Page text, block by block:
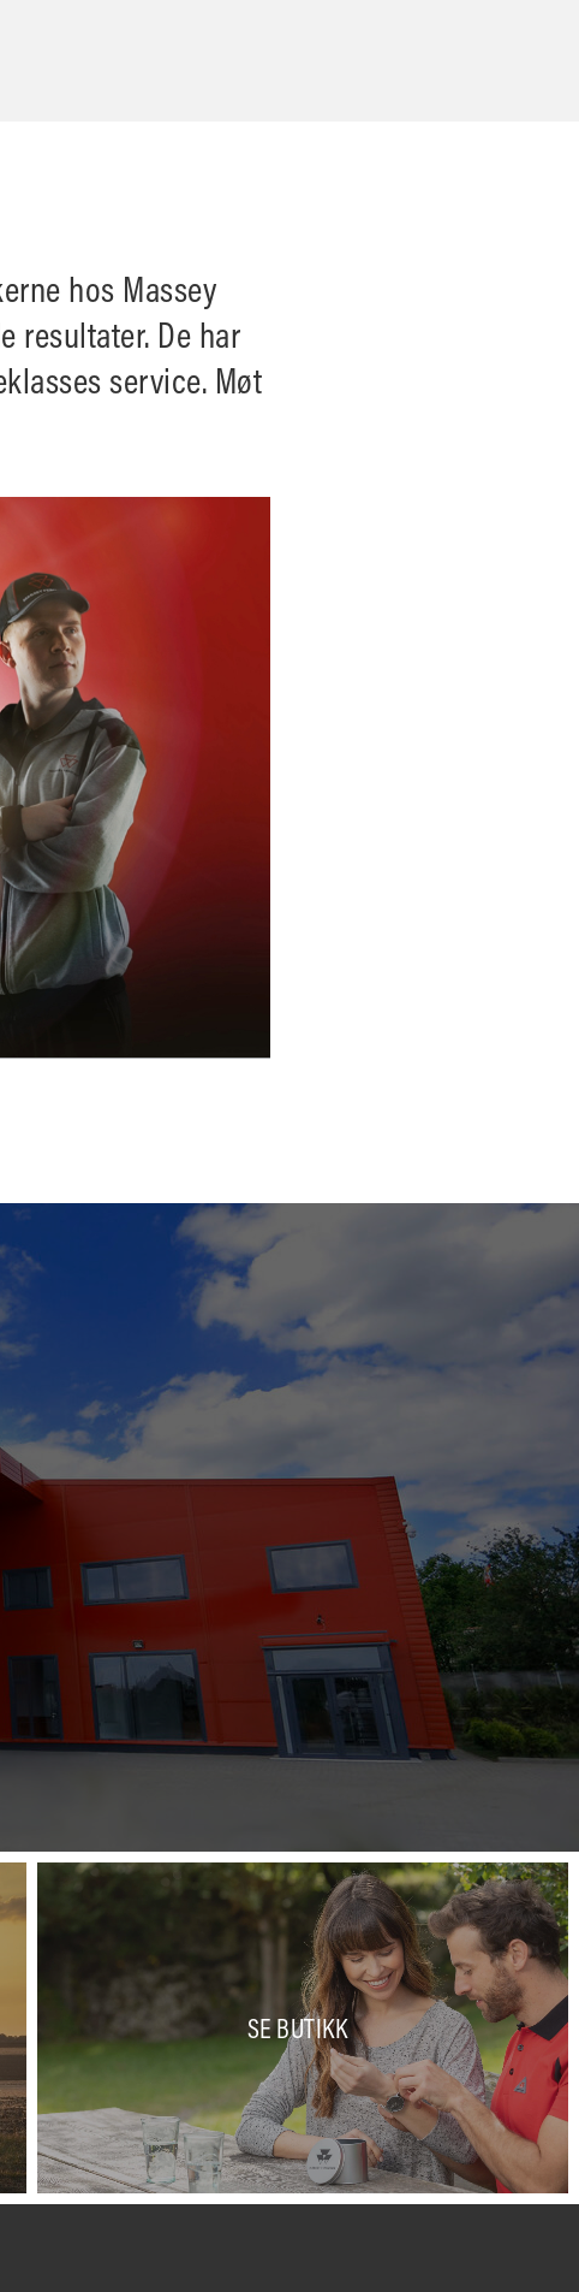
hos Massey
resultater. De har
service. Møt
SE BUTIKK